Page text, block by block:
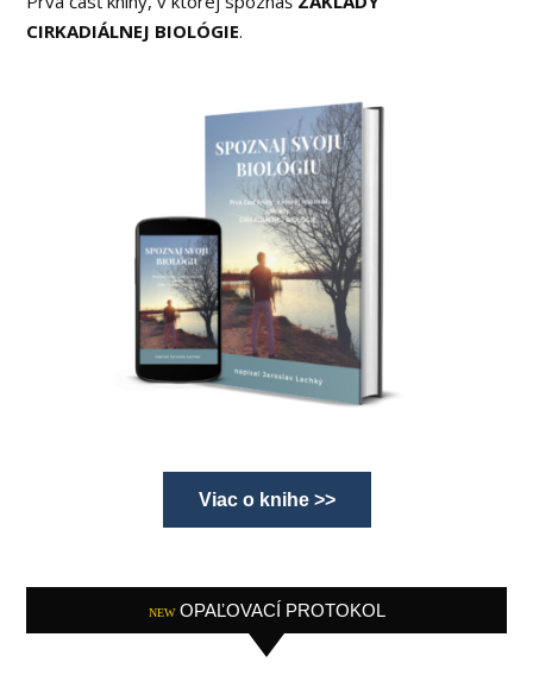
CIRKADIÁLNEJ BIOLÓGIE.
Viac o knihe >>
NEW OPAĽOVACÍ PROTOKOL